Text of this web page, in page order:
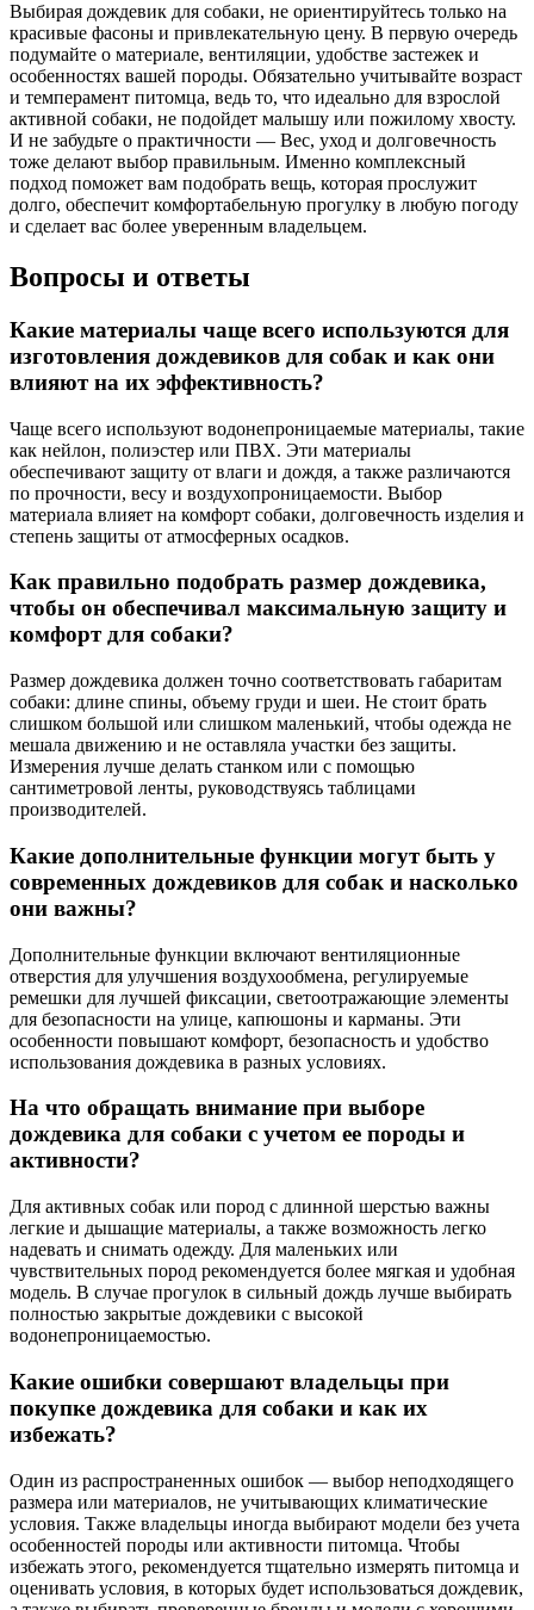
Выбирая дождевик для собаки, не ориентируйтесь только на
красивые фасоны и привлекательную цену. В первую очередь
подумайте о материале, вентиляции, удобстве застежек и
особенностях вашей породы. Обязательно учитывайте возраст
и темперамент питомца, ведь то, что идеально для взрослой
активной собаки, не подойдет малышу или пожилому хвосту.
И не забудьте о практичности — Вес, уход и долговечность
тоже делают выбор правильным. Именно комплексный
подход поможет вам подобрать вещь, которая прослужит
долго, обеспечит комфортабельную прогулку в любую погоду
и сделает вас более уверенным владельцем.
Вопросы и ответы
Какие материалы чаще всего используются для
изготовления дождевиков для собак и как они
влияют на их эффективность?
Чаще всего используют водонепроницаемые материалы, такие
как нейлон, полиэстер или ПВХ. Эти материалы
обеспечивают защиту от влаги и дождя, а также различаются
по прочности, весу и воздухопроницаемости. Выбор
материала влияет на комфорт собаки, долговечность изделия и
степень защиты от атмосферных осадков.
Как правильно подобрать размер дождевика,
чтобы он обеспечивал максимальную защиту и
комфорт для собаки?
Размер дождевика должен точно соответствовать габаритам
собаки: длине спины, объему груди и шеи. Не стоит брать
слишком большой или слишком маленький, чтобы одежда не
мешала движению и не оставляла участки без защиты.
Измерения лучше делать станком или с помощью
сантиметровой ленты, руководствуясь таблицами
производителей.
Какие дополнительные функции могут быть у
современных дождевиков для собак и насколько
они важны?
Дополнительные функции включают вентиляционные
отверстия для улучшения воздухообмена, регулируемые
ремешки для лучшей фиксации, светоотражающие элементы
для безопасности на улице, капюшоны и карманы. Эти
особенности повышают комфорт, безопасность и удобство
использования дождевика в разных условиях.
На что обращать внимание при выборе
дождевика для собаки с учетом ее породы и
активности?
Для активных собак или пород с длинной шерстью важны
легкие и дышащие материалы, а также возможность легко
надевать и снимать одежду. Для маленьких или
чувствительных пород рекомендуется более мягкая и удобная
модель. В случае прогулок в сильный дождь лучше выбирать
полностью закрытые дождевики с высокой
водонепроницаемостью.
Какие ошибки совершают владельцы при
покупке дождевика для собаки и как их
избежать?
Один из распространенных ошибок — выбор неподходящего
размера или материалов, не учитывающих климатические
условия. Также владельцы иногда выбирают модели без учета
особенностей породы или активности питомца. Чтобы
избежать этого, рекомендуется тщательно измерять питомца и
оценивать условия, в которых будет использоваться дождевик,